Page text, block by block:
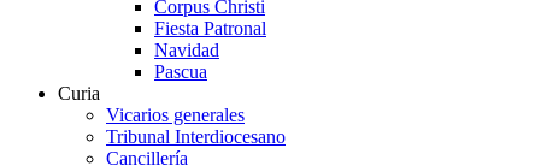
Corpus Christi
Fiesta Patronal
Navidad
Pascua
Curia
Vicarios generales
Tribunal Interdiocesano
Cancillería